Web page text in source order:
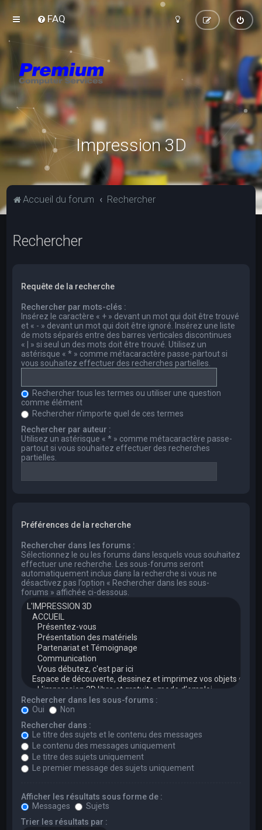
FAQ
Impression 3D
Accueil du forum Rechercher
Rechercher
Requête de la recherche
Rechercher par mots-clés :
Insérez le caractère « + » devant un mot qui doit être trouvé
et « - » devant un mot qui doit être ignoré. Insérez une liste
de mots séparés entre des barres verticales discontinues
« | » si seul un des mots doit être trouvé. Utilisez un
astérisque « * » comme métacaractère passe-partout si
vous souhaitez effectuer des recherches partielles.
Rechercher tous les termes ou utiliser une question
comme élément
Rechercher n’importe quel de ces termes
Rechercher par auteur :
Utilisez un astérisque « * » comme métacaractère passe-
partout si vous souhaitez effectuer des recherches
partielles.
Préférences de la recherche
Rechercher dans les forums :
Sélectionnez le ou les forums dans lesquels vous souhaitez
effectuer une recherche. Les sous-forums seront
automatiquement inclus dans la recherche si vous ne
désactivez pas l’option « Rechercher dans les sous-
forums » affichée ci-dessous.
Rechercher dans les sous-forums :
Oui
Non
Rechercher dans :
Le titre des sujets et le contenu des messages
Le contenu des messages uniquement
Le titre des sujets uniquement
Le premier message des sujets uniquement
Afficher les résultats sous forme de :
Messages
Sujets
Trier les résultats par :